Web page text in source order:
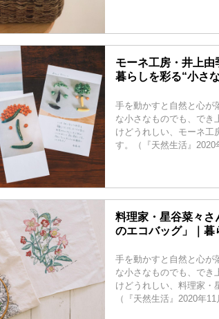
モーネ工房・井上由
暮らしを彩る“小さ
手を動かすと自然と心が
な小さなものでも、でき
けどうれしい、モーネ工
す。（『天然生活』2020
料理家・星谷菜々さ
のエコバッグ」｜暮
手を動かすと自然と心が
な小さなものでも、でき
けどうれしい、料理家・
（『天然生活』2020年11